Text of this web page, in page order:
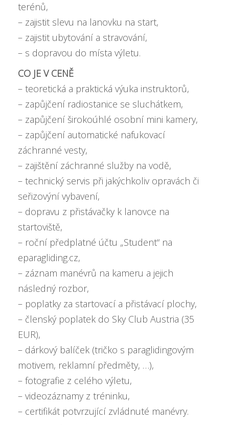
terénů,
– zajistit slevu na lanovku na start,
– zajistit ubytování a stravování,
– s dopravou do místa výletu.
CO JE V CENĚ
– teoretická a praktická výuka instruktorů,
– zapůjčení radiostanice se sluchátkem,
– zapůjčení širokoúhlé osobní mini kamery,
– zapůjčení automatické nafukovací
záchranné vesty,
– zajištění záchranné služby na vodě,
– technický servis při jakýchkoliv opravách či
seřizovýní vybavení,
– dopravu z přistávačky k lanovce na
startoviště,
– roční předplatné účtu „Student“ na
eparagliding.cz,
– záznam manévrů na kameru a jejich
následný rozbor,
– poplatky za startovací a přistávací plochy,
– členský poplatek do Sky Club Austria (35
EUR),
– dárkový balíček (tričko s paraglidingovým
motivem, reklamní předměty, …),
– fotografie z celého výletu,
– videozáznamy z tréninku,
– certifikát potvrzující zvládnuté manévry.